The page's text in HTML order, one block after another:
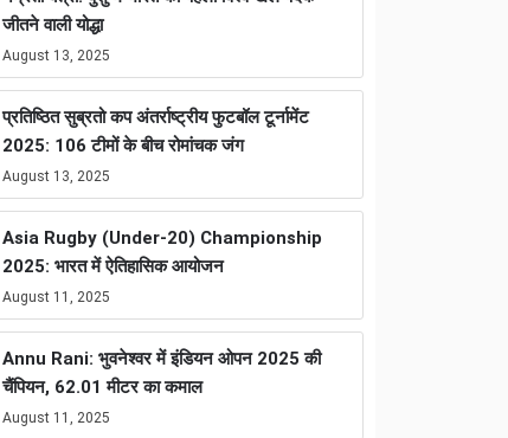
जीतने वाली योद्धा
August 13, 2025
प्रतिष्ठित सुब्रतो कप अंतर्राष्ट्रीय फुटबॉल टूर्नामेंट
2025: 106 टीमों के बीच रोमांचक जंग
August 13, 2025
Asia Rugby (Under-20) Championship
2025: भारत में ऐतिहासिक आयोजन
August 11, 2025
Annu Rani: भुवनेश्वर में इंडियन ओपन 2025 की
चैंपियन, 62.01 मीटर का कमाल
August 11, 2025